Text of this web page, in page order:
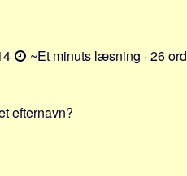
~Et minuts læsning · 26 ord
efternavn?